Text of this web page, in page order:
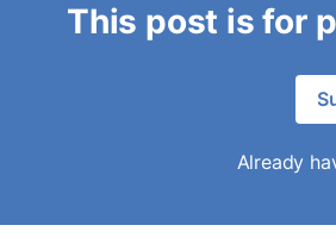
This post is for
Already